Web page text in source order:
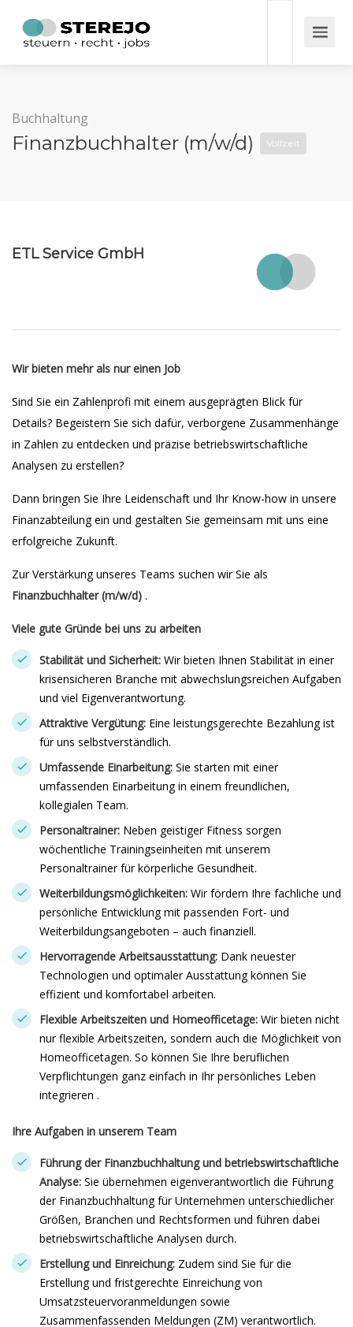
Buchhaltung
Finanzbuchhalter (m/w/d) Vollzeit
ETL Service GmbH
Wir bieten mehr als nur einen Job
Sind Sie ein Zahlenprofi mit einem ausgeprägten Blick für
Details? Begeistern Sie sich dafür, verborgene Zusammenhänge
in Zahlen zu entdecken und präzise betriebswirtschaftliche
Analysen zu erstellen?
Dann bringen Sie Ihre Leidenschaft und Ihr Know-how in unsere
Finanzabteilung ein und gestalten Sie gemeinsam mit uns eine
erfolgreiche Zukunft.
Zur Verstärkung unseres Teams suchen wir Sie als
Finanzbuchhalter (m/w/d) .
Viele gute Gründe bei uns zu arbeiten
Stabilität und Sicherheit: Wir bieten Ihnen Stabilität in einer
krisensicheren Branche mit abwechslungsreichen Aufgaben
und viel Eigenverantwortung.
Attraktive Vergütung: Eine leistungsgerechte Bezahlung ist
für uns selbstverständlich.
Umfassende Einarbeitung: Sie starten mit einer
umfassenden Einarbeitung in einem freundlichen,
kollegialen Team.
Personaltrainer: Neben geistiger Fitness sorgen
wöchentliche Trainingseinheiten mit unserem
Personaltrainer für körperliche Gesundheit.
Weiterbildungsmöglichkeiten: Wir fördern Ihre fachliche und
persönliche Entwicklung mit passenden Fort- und
Weiterbildungsangeboten – auch finanziell.
Hervorragende Arbeitsausstattung: Dank neuester
Technologien und optimaler Ausstattung können Sie
effizient und komfortabel arbeiten.
Flexible Arbeitszeiten und Homeofficetage: Wir bieten nicht
nur flexible Arbeitszeiten, sondern auch die Möglichkeit von
Homeofficetagen. So können Sie Ihre beruflichen
Verpflichtungen ganz einfach in Ihr persönliches Leben
integrieren .
Ihre Aufgaben in unserem Team
Führung der Finanzbuchhaltung und betriebswirtschaftliche
Analyse: Sie übernehmen eigenverantwortlich die Führung
der Finanzbuchhaltung für Unternehmen unterschiedlicher
Größen, Branchen und Rechtsformen und führen dabei
betriebswirtschaftliche Analysen durch.
Erstellung und Einreichung: Zudem sind Sie für die
Erstellung und fristgerechte Einreichung von
Umsatzsteuervoranmeldungen sowie
Zusammenfassenden Meldungen (ZM) verantwortlich.